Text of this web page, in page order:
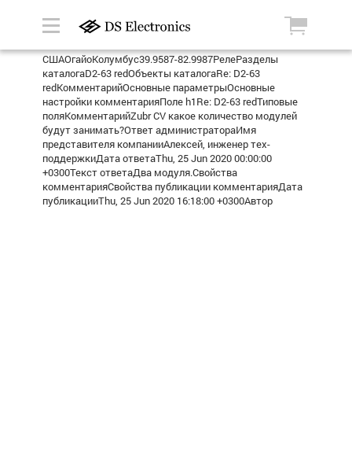
СШАОгайоКолумбус39.9587-82.9987РелеРазделы
каталогаD2-63 redОбъекты каталогаRe: D2-63
redКомментарийОсновные параметрыОсновные
настройки комментарияПоле h1Re: D2-63 redТиповые
поляКомментарийZubr CV какое количество модулей
будут занимать?Ответ администратораИмя
представителя компанииАлексей, инженер тех-
поддержкиДата ответаThu, 25 Jun 2020 00:00:00
+0300Текст ответаДва модуля.Свойства
комментарияСвойства публикации комментарияДата
публикацииThu, 25 Jun 2020 16:18:00 +0300Автор